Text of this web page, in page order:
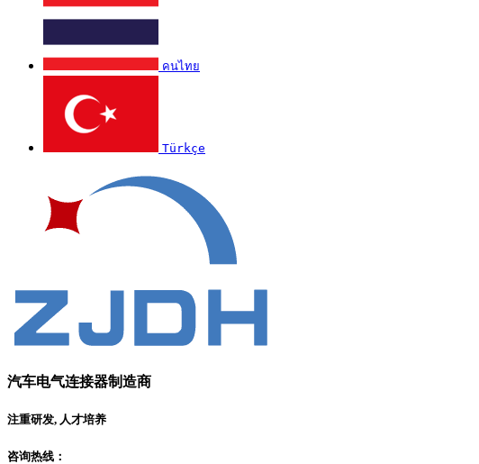
คนไทย
Türkçe
汽车电气连接器制造商
注重研发, 人才培养
咨询热线：